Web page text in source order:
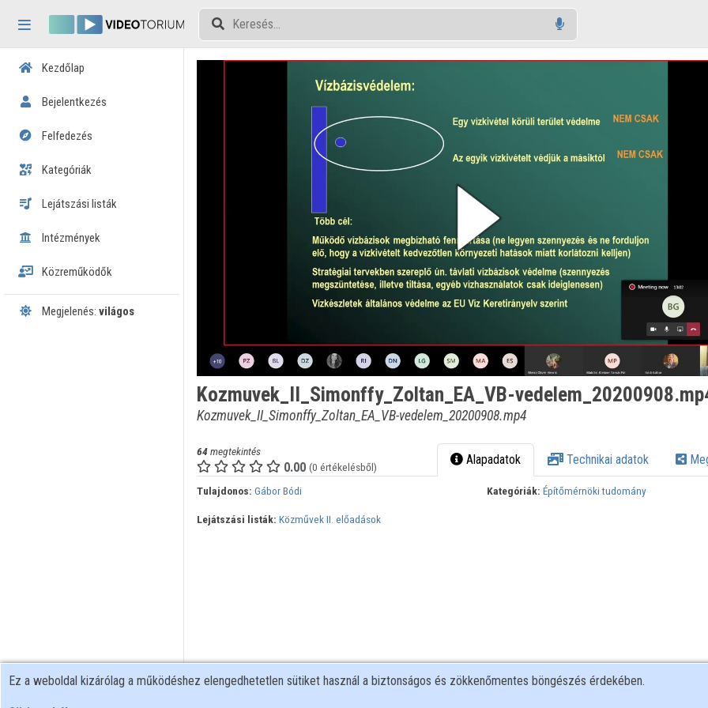
Tartalom kihagyása
Kezdőlap
Bejelentkezés
Felfedezés
Kategóriák
Lejátszási listák
Intézmények
Közreműködők
Megjelenés: világos
Kozmuvek_II_Simonffy_Zoltan_EA_VB-
Kozmuvek_II_Simonffy_Zoltan_EA_VB-vedelem_20200908.mp4
64megtekintés
0.00 (0 értékelésből) Alapadatok Technikai adatok
Tulajdonos: Gábor Bódi Kategóriák: Építőmérnöki tudomány
Lejátszási listák: Közművek II. előadások
Ez a weboldal kizárólag a működéshez elengedhetetlen sütiket használ a biztonságos és zökkenőmentes böngészés érdekében.